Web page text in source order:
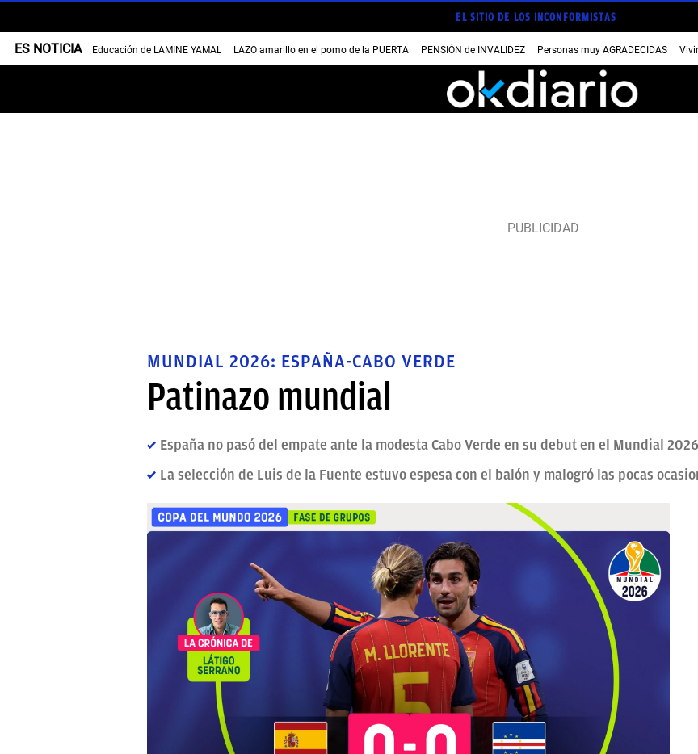
EL SITIO DE LOS INCONFORMISTAS
ES NOTICIA Educación de LAMINE YAMAL LAZO amarillo en el pomo de la PUERTA PENSIÓN de INVALIDEZ Personas muy AGRADECIDAS
MUNDIAL 2026: ESPAÑA-CABO VERDE
Patinazo mundial
España no pasó del empate ante la modesta Cabo Verde en su debut en el Mundial 2026
La selección de Luis de la Fuente estuvo espesa con el balón y malogró las pocas